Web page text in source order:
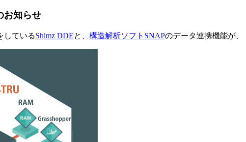
お知らせ
しているShimz DDEと、 構造解析ソフトSNAPのデータ連携機能が、